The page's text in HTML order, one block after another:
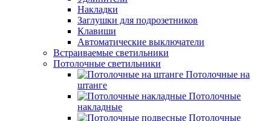
Накладки
Заглушки для подрозетников
Клавиши
Автоматические выключатели
Встраиваемые светильники
Потолочные светильники
Потолочные на
штанге
Потолочные
накладные
Потолочные